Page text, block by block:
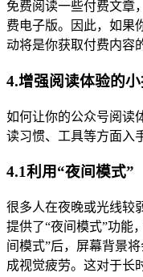
免费阅读一些付费文章
费电子版。因此，如果
动将是你获取付费内容
4.增强阅读体验的
如何让你的公众号阅读
读习惯、工具等方面入
4.1利用“夜间模式”
很多人在夜晚或光线较
提供了“夜间模式”功能
间模式”后，屏幕背景
成视觉疲劳。这对于长